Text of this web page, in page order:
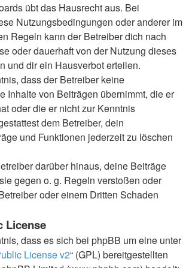
übt das Hausrecht aus. Bei
Nutzungsbedingungen oder anderer im
Regeln kann der Betreiber dich nach
oder dauerhaft von der Nutzung dieses
und dir ein Hausverbot erteilen.
dass der Betreiber keine
Inhalte von Beiträgen übernimmt, die er
oder die er nicht zur Kenntnis
dem Betreiber, dein
und Funktionen jederzeit zu löschen
darüber hinaus, deine Beiträge
gegen o. g. Regeln verstoßen oder
oder einem Dritten Schaden
License
dass es sich bei phpBB um eine unter
License v2“ (GPL) bereitgestellten